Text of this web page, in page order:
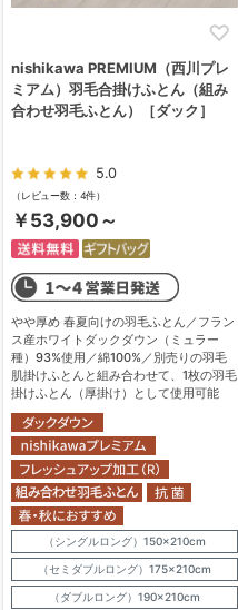
nishikawa PREMIUM（西川プレ
ミアム）羽毛合掛けふとん（組み
合わせ羽毛ふとん）［ダック］
5.0
（レビュー数：4件）
￥53,900～
やや厚め 春夏向けの羽毛ふとん／フラン
ス産ホワイトダックダウン（ミュラー
種）93%使用／綿100%／別売りの羽毛
肌掛けふとんと組み合わせて、1枚の羽毛
掛けふとん（厚掛け）として使用可能
（シングルロング）150×210cm
（セミダブルロング）175×210cm
（ダブルロング）190×210cm